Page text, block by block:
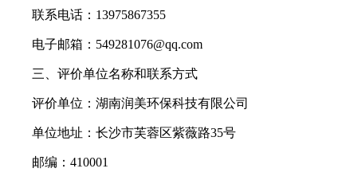
联系电话：13975867355
电子邮箱：549281076@qq.com
三、评价单位名称和联系方式
评价单位：湖南润美环保科技有限公司
单位地址：长沙市芙蓉区紫薇路35号
邮编：410001